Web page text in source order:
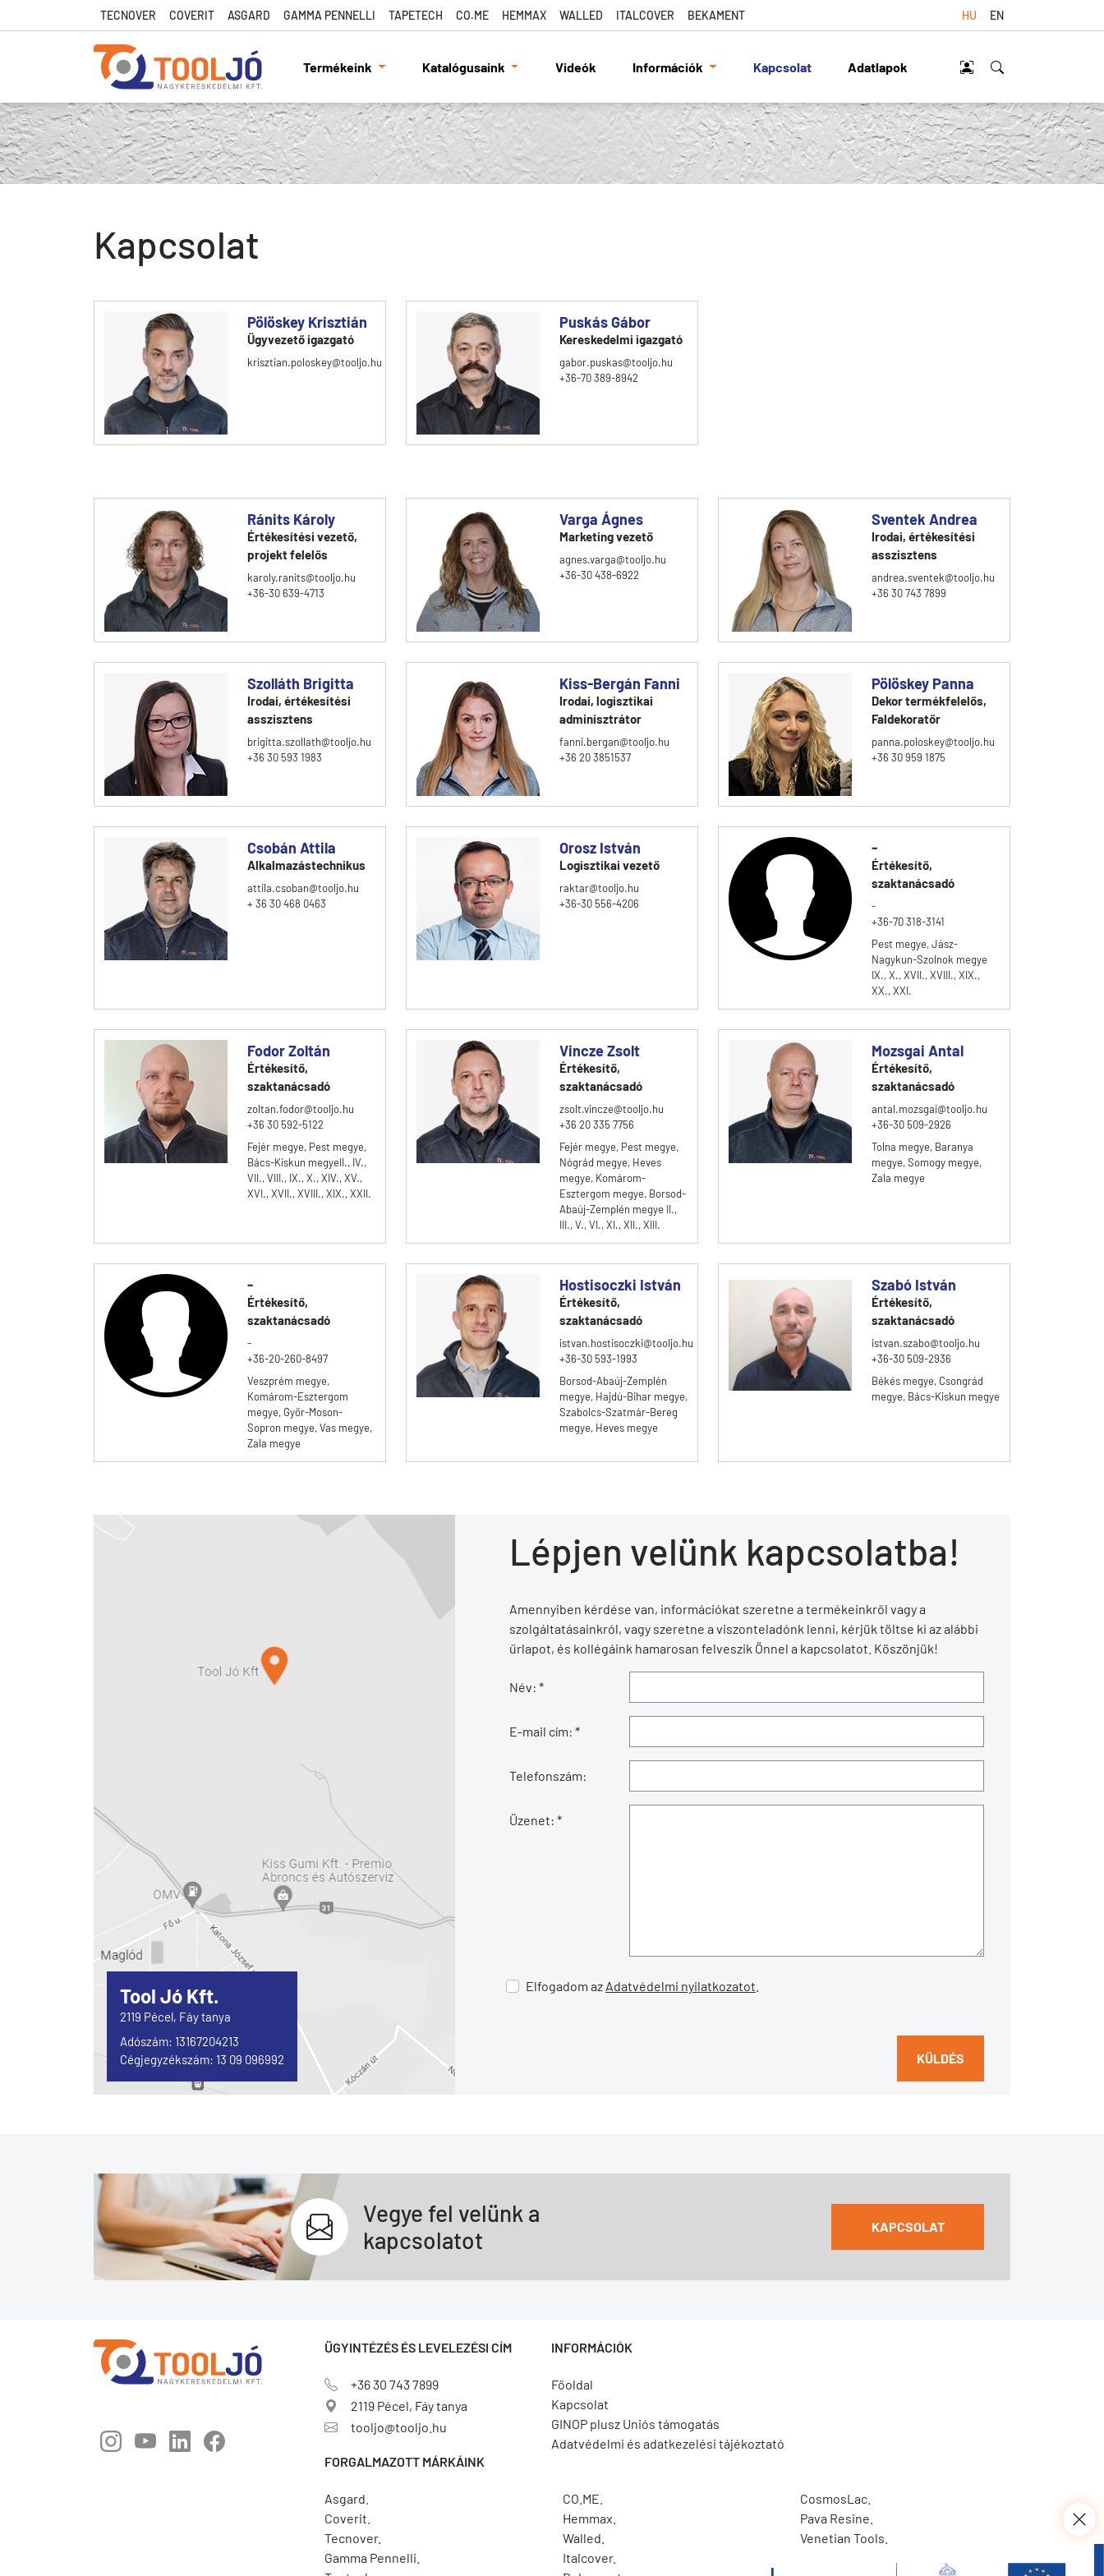
TECNOVER COVERIT ASGARD GAMMA PENNELLI TAPETECH CO.ME HEMMAX WALLED ITALCOVER BEKAMENT HU EN
Tool Jó
Termékeink Katalógusaink Videók Információk Kapcsolat Adatlapok
Kapcsolat
Pölöskey Krisztián
Ügyvezető igazgató
krisztian.poloskey@tooljo.hu
Puskás Gábor
Kereskedelmi igazgató
gabor.puskas@tooljo.hu
+36-70 389-8942
Ránits Károly
Értékesítési vezető,
projekt felelős
karoly.ranits@tooljo.hu
+36-30 639-4713
Varga Ágnes
Marketing vezető
agnes.varga@tooljo.hu
+36-30 438-6922
Sventek Andrea
Irodai, értékesítési
asszisztens
andrea.sventek@tooljo.hu
+36 30 743 7899
Szolláth Brigitta
Irodai, értékesítési
asszisztens
brigitta.szollath@tooljo.hu
+36 30 593 1983
Kiss-Bergán Fanni
Irodai, logisztikai
adminisztrátor
fanni.bergan@tooljo.hu
+36 20 3851537
Pölöskey Panna
Dekor termékfelelős,
Faldekoratőr
panna.poloskey@tooljo.hu
+36 30 959 1875
Csobán Attila
Alkalmazástechnikus
attila.csoban@tooljo.hu
+ 36 30 468 0463
Orosz István
Logisztikai vezető
raktar@tooljo.hu
+36-30 556-4206
-
Értékesítő,
szaktanácsadó
-
+36-70 318-3141
Pest megye, Jász-
Nagykun-Szolnok megye
IX., X., XVII., XVIII., XIX.,
XX., XXI.
Fodor Zoltán
Értékesítő,
szaktanácsadó
zoltan.fodor@tooljo.hu
+36 30 592-5122
Fejér megye, Pest megye,
Bács-Kiskun megyeII., IV.,
VII., VIII., IX., X., XIV., XV.,
XVI., XVII., XVIII., XIX., XXII.
Vincze Zsolt
Értékesítő,
szaktanácsadó
zsolt.vincze@tooljo.hu
+36 20 335 7756
Fejér megye, Pest megye,
Nógrád megye, Heves
megye, Komárom-
Esztergom megye, Borsod-
Abaúj-Zemplén megye II.,
III., V., VI., XI., XII., XIII.
Mozsgai Antal
Értékesítő,
szaktanácsadó
antal.mozsgai@tooljo.hu
+36-30 509-2926
Tolna megye, Baranya
megye, Somogy megye,
Zala megye
-
Értékesítő,
szaktanácsadó
-
+36-20-260-8497
Veszprém megye,
Komárom-Esztergom
megye, Győr-Moson-
Sopron megye, Vas megye,
Zala megye
Hostisoczki István
Értékesítő,
szaktanácsadó
istvan.hostisoczki@tooljo.hu
+36-30 593-1993
Borsod-Abaúj-Zemplén
megye, Hajdú-Bihar megye,
Szabolcs-Szatmár-Bereg
megye, Heves megye
Szabó István
Értékesítő,
szaktanácsadó
istvan.szabo@tooljo.hu
+36-30 509-2936
Békés megye, Csongrád
megye, Bács-Kiskun megye
Tool Jó Kft.
2119 Pécel, Fáy tanya
Adószám: 13167204213
Cégjegyzékszám: 13 09 096992
Lépjen velünk kapcsolatba!
Amennyiben kérdése van, információkat szeretne a termékeinkről vagy a
szolgáltatásainkról, vagy szeretne a viszonteladónk lenni, kérjük töltse ki az alábbi
űrlapot, és kollégáink hamarosan felveszik Önnel a kapcsolatot. Köszönjük!
Név: *
E-mail cím: *
Telefonszám:
Üzenet: *
Elfogadom az Adatvédelmi nyilatkozatot
KÜLDÉS
Vegye fel velünk a
kapcsolatot
KAPCSOLAT
ÜGYINTÉZÉS ÉS LEVELEZÉSI CÍM
+36 30 743 7899
2119 Pécel, Fáy tanya
tooljo@tooljo.hu
INFORMÁCIÓK
Főoldal
Kapcsolat
GINOP plusz Uniós támogatás
Adatvédelmi és adatkezelési tájékoztató
FORGALMAZOTT MÁRKÁINK
Asgard.
Coverit.
Tecnover.
Gamma Pennelli.
CO.ME.
Hemmax.
Walled.
Italcover.
CosmosLac.
Pava Resine.
Venetian Tools.